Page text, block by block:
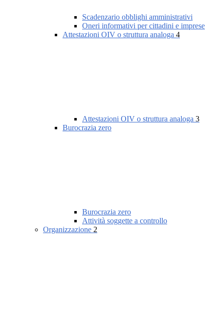
Scadenzario obblighi amministrativi
Oneri informativi per cittadini e imprese
Attestazioni OIV o struttura analoga 4
Attestazioni OIV o struttura analoga 3
Burocrazia zero
Burocrazia zero
Attività soggette a controllo
Organizzazione 2